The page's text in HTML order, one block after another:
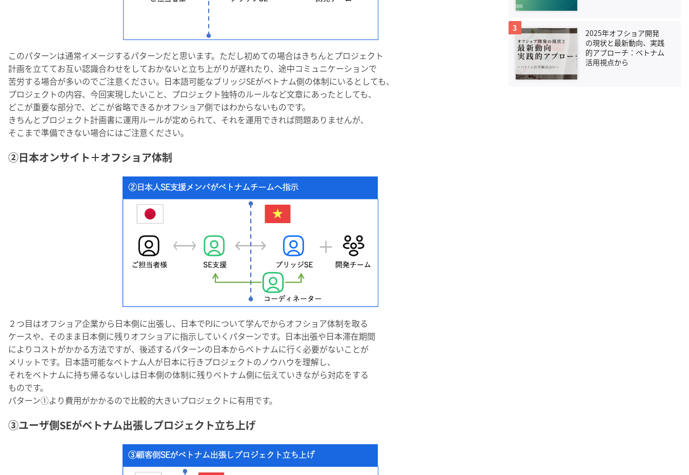
このパターンは通常イメージするパターンだと思います。ただし初めての場合はきちんとプロジェクト
計画を立ててお互い認識合わせをしておかないと立ち上がりが遅れたり、途中コミュニケーションで
苦労する場合が多いのでご注意ください。日本語可能なブリッジSEがベトナム側の体制にいるとしても、
プロジェクトの内容、今回実現したいこと、プロジェクト独特のルールなど文章にあったとしても、
どこが重要な部分で、どこが省略できるかオフショア側ではわからないものです。
きちんとプロジェクト計画書に運用ルールが定められて、それを運用できれば問題ありませんが、
そこまで準備できない場合にはご注意ください。
②日本オンサイト＋オフショア体制
２つ目はオフショア企業から日本側に出張し、日本でPJについて学んでからオフショア体制を取る
ケースや、そのまま日本側に残りオフショアに指示していくパターンです。日本出張や日本滞在期間
によりコストがかかる方法ですが、後述するパターンの日本からベトナムに行く必要がないことが
メリットです。日本語可能なベトナム人が日本に行きプロジェクトのノウハウを理解し、
それをベトナムに持ち帰るないしは日本側の体制に残りベトナム側に伝えていきながら対応をする
ものです。
パターン①より費用がかかるので比較的大きいプロジェクトに有用です。
③ユーザ側SEがベトナム出張しプロジェクト立ち上げ
3
2025年オフショア開発
の現状と最新動向、実践
的アプローチ：ベトナム
活用視点から